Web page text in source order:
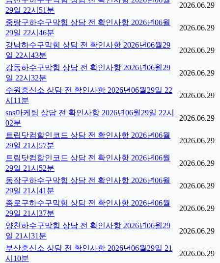
29일 22시51분
2026.06.29
중랑구하수구막힘 상담 전 확인사항 2026년06월
29일 22시46분
2026.06.29
강남하수구막힘 상담 전 확인사항 2026년06월29
일 22시43분
2026.06.29
강동하수구막힘 상담 전 확인사항 2026년06월29
일 22시32분
2026.06.29
수원흥신소 상담 전 확인사항 2026년06월29일 22
시11분
2026.06.29
sns마케팅 상담 전 확인사항 2026년06월29일 22시
02분
2026.06.29
트립닷컴할인코드 상담 전 확인사항 2026년06월
29일 21시57분
2026.06.29
트립닷컴할인코드 상담 전 확인사항 2026년06월
29일 21시52분
2026.06.29
동작구하수구막힘 상담 전 확인사항 2026년06월
29일 21시41분
2026.06.29
종로구하수구막힘 상담 전 확인사항 2026년06월
29일 21시37분
2026.06.29
양천하수구막힘 상담 전 확인사항 2026년06월29
일 21시31분
2026.06.29
부산흥신소 상담 전 확인사항 2026년06월29일 21
시10분
2026.06.29